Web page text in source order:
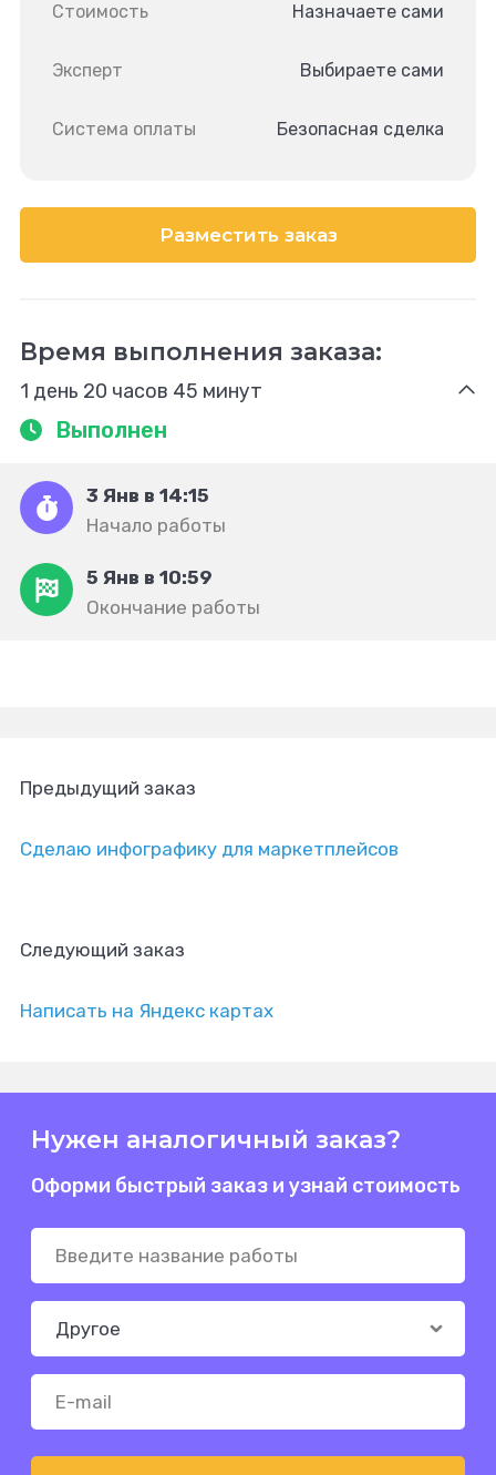
Стоимость Назначаете сами
Эксперт Выбираете сами
Система оплаты Безопасная сделка
Разместить заказ
Время выполнения заказа:
1 день 20 часов 45 минут
Выполнен
3 Янв в 14:15
Начало работы
5 Янв в 10:59
Окончание работы
Предыдущий заказ
Сделаю инфографику для маркетплейсов
Следующий заказ
Написать на Яндекс картах
Нужен аналогичный заказ?
Оформи быстрый заказ и узнай стоимость